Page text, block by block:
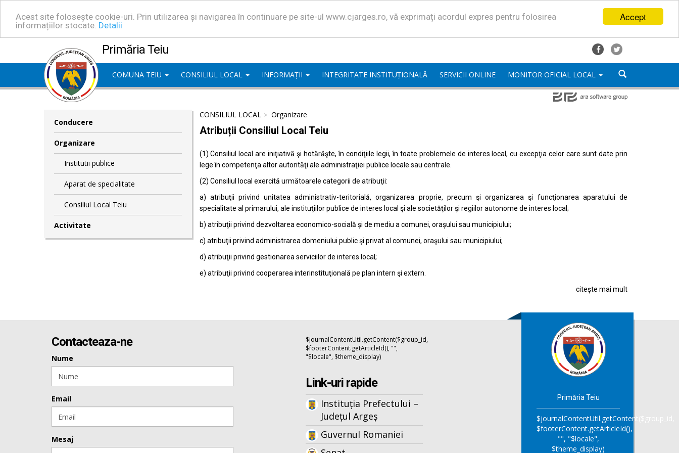
Accept
Acest site folosește cookie-uri. Prin utilizarea și navigarea în continuare pe site-ul www.cjarges.ro, vă exprimați acordul expres pentru folosirea
informațiilor stocate. Detalii
Primăria Teiu
COMUNA TEIU CONSILIUL LOCAL INFORMAȚII INTEGRITATE INSTITUȚIONALĂ SERVICII ONLINE MONITOR OFICIAL LOCAL
Conducere
Organizare
Institutii publice
Aparat de specialitate
Consiliul Local Teiu
Activitate
CONSILIUL LOCAL Organizare
Atribuții Consiliul Local Teiu
(1) Consiliul local are iniţiativă şi hotărăşte, în condiţiile legii, în toate problemele de interes local, cu excepţia celor care sunt date prin
lege în competenţa altor autorităţi ale administraţiei publice locale sau centrale.
(2) Consiliul local exercită următoarele categorii de atribuţii:
a) atribuţii privind unitatea administrativ-teritorială, organizarea proprie, precum şi organizarea şi funcţionarea aparatului de
specialitate al primarului, ale instituţiilor publice de interes local şi ale societăţilor şi regiilor autonome de interes local;
b) atribuţii privind dezvoltarea economico-socială şi de mediu a comunei, oraşului sau municipiului;
c) atribuţii privind administrarea domeniului public şi privat al comunei, oraşului sau municipiului;
d) atribuţii privind gestionarea serviciilor de interes local;
e) atribuţii privind cooperarea interinstituţională pe plan intern şi extern.
citește mai mult
Contacteaza-ne
Nume
Email
Mesaj
$journalContentUtil.getContent($group_id,
$footerContent.getArticleId(), "",
"$locale", $theme_display)
Link-uri rapide
Instituția Prefectului –
Județul Argeș
Guvernul Romaniei
Primăria Teiu
$journalContentUtil.getContent($group_id,
$footerContent.getArticleId(),
"", "$locale",
$theme_display)